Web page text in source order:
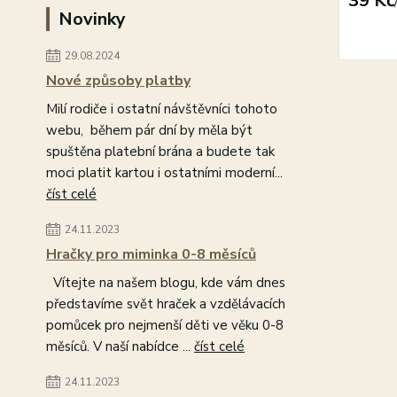
Novinky
29.08.2024
Nové způsoby platby
Milí rodiče i ostatní návštěvníci tohoto
webu, během pár dní by měla být
spuštěna platební brána a budete tak
moci platit kartou i ostatními moderní...
číst celé
24.11.2023
Hračky pro miminka 0-8 měsíců
Vítejte na našem blogu, kde vám dnes
představíme svět hraček a vzdělávacích
pomůcek pro nejmenší děti ve věku 0-8
měsíců. V naší nabídce ... číst celé
24.11.2023